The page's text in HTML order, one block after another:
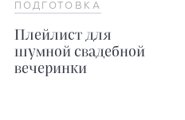
ПОДГОТОВКА
Плейлист для
шумной свадебной
вечеринки